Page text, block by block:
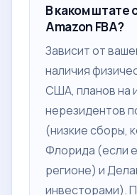
В каком штате
Amazon FBA?
Зависит от
наличия
США, планов на
нерезидентов
(низкие сборы,
Флорида (если
регионе) и
инвесторами).